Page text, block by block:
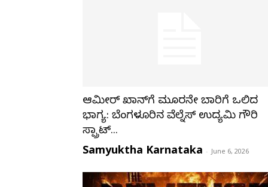
ಆಮೀರ್ ಖಾನ್‌ಗೆ ಮೂರನೇ ಬಾರಿಗೆ ಒಲಿದ
ಭಾಗ್ಯ: ಬೆಂಗಳೂರಿನ ವೆಲ್ನೆಸ್ ಉದ್ಯಮಿ ಗೌರಿ
ಸ್ಪ್ರಾಟ್...
Samyuktha Karnataka - June 6, 2026